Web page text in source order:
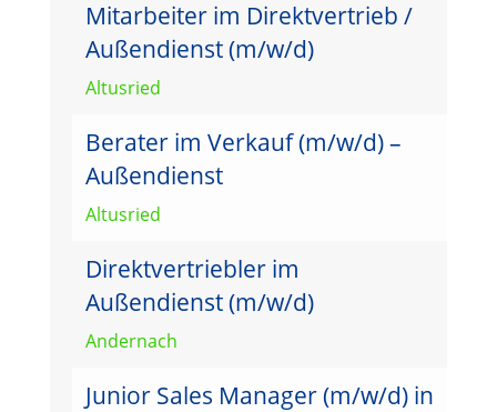
Mitarbeiter im Direktvertrieb /
Außendienst (m/w/d)
Altusried
Berater im Verkauf (m/w/d) –
Außendienst
Altusried
Direktvertriebler im
Außendienst (m/w/d)
Andernach
Junior Sales Manager (m/w/d) in